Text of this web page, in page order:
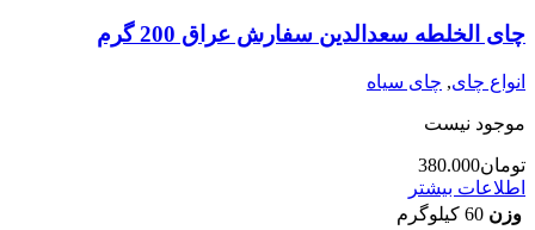
چای الخلطه سعدالدین سفارش عراق 200 گرم
انواع چای, چای سیاه
موجود نیست
تومان380.000
اطلاعات بیشتر
وزن 60 کیلوگرم